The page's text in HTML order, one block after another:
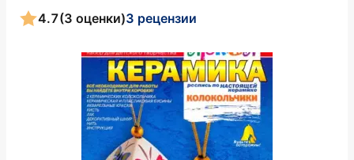
4.7(3 оценки)3 рецензии